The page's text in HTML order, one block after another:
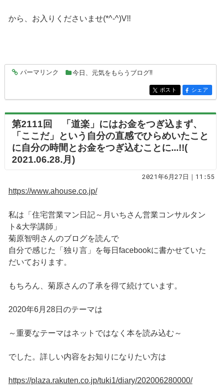
から、お入りくださいませ(*^-^)V!!
entry6351
パーマリンク 今日、元気をもらうブログ‼
entry6351
ポスト entry6351
シェア
第2111回 「道楽」にはお金をつぎ込まず、
「ここだ」という自分の直感でひらめいたこと
に自分の時間とお金をつぎ込むことに...!!(
2021.06.28.月)
2021年6月27日｜11:55
https://www.ahouse.co.jp/
私は「住宅営業マン日記～月いちさん営業コンサルタン
ト&大学講師」
菊原智明さんのブログを読んで
自分で感じた「独り言」を毎日facebookに書かせていた
だいております。
もちろん、菊原さんの了承を得て続けています。
2020年6月28日のテーマは
～重要なテーマはネットではなく本を読み込む～
でした。詳しい内容をお知りになりたい方は
https://plaza.rakuten.co.jp/tuki1/diary/202006280000/